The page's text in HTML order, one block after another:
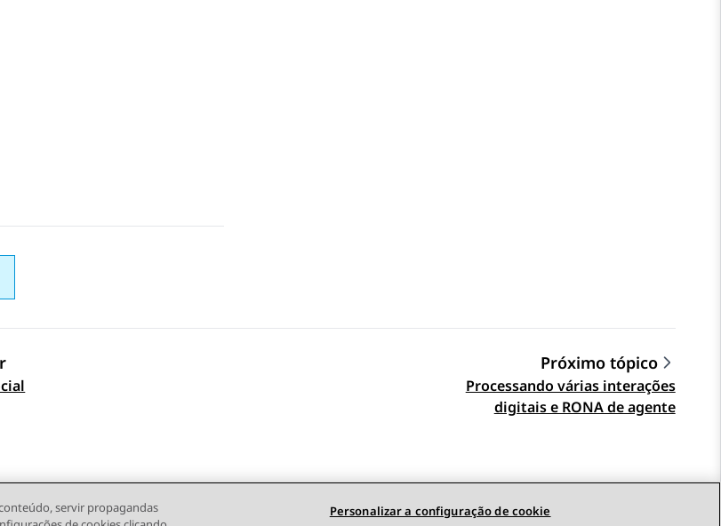
Próximo tópico
Processando várias interações
digitais e RONA de agente
servir propagandas
Personalizar a configuração de cookie